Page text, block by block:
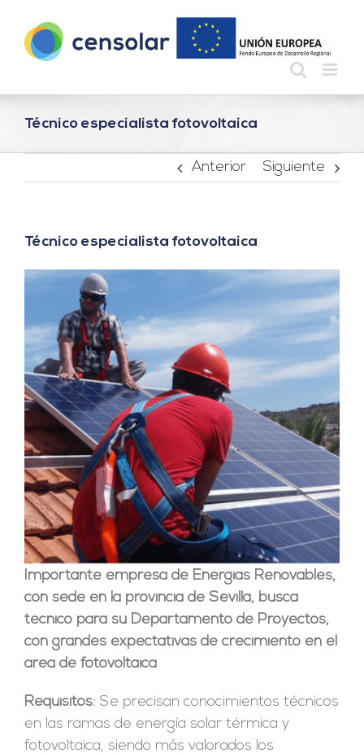
contenido
Técnico especialista fotovoltaica
Anterior Siguiente
Técnico especialista fotovoltaica
Importante empresa de Energías Renovables,
con sede en la provincia de Sevilla, busca
técnico para su Departamento de Proyectos,
con grandes expectativas de crecimiento en el
área de fotovoltaica
Requisitos: Se precisan conocimientos técnicos
en las ramas de energía solar térmica y
fotovoltaica, siendo más valorados los